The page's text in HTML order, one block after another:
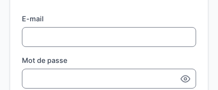
E-mail
Mot de passe